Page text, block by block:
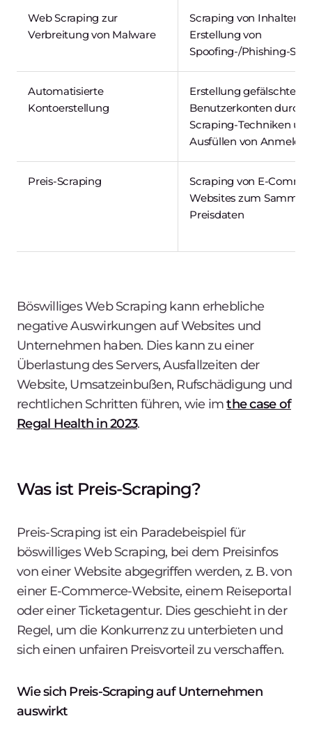
Web Scraping zur
Verbreitung von Malware
Scraping von Inhalten
Erstellung von
Spoofing-/Phishing-
Automatisierte
Kontoerstellung
Erstellung gefälschter
Benutzerkonten durch
Scraping-Techniken
Ausfüllen von
Preis-Scraping
Scraping von E-
Websites zum
Preisdaten
Böswilliges Web Scraping kann erhebliche
negative Auswirkungen auf Websites und
Unternehmen haben. Dies kann zu einer
Überlastung des Servers, Ausfallzeiten der
Website, Umsatzeinbußen, Rufschädigung und
rechtlichen Schritten führen, wie imthe case of
Regal Health in 2023.
Was ist Preis-Scraping?
Preis-Scraping ist ein Paradebeispiel für
böswilliges Web Scraping, bei dem Preisinfos
von einer Website abgegriffen werden, z. B. von
einer E-Commerce-Website, einem Reiseportal
oder einer Ticketagentur. Dies geschieht in der
Regel, um die Konkurrenz zu unterbieten und
sich einen unfairen Preisvorteil zu verschaffen.
Wie sich Preis-Scraping auf Unternehmen
auswirkt